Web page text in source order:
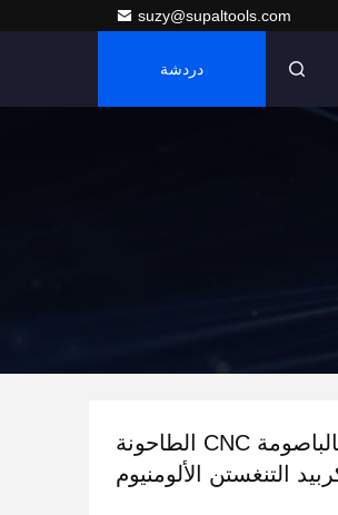
suzy@supaltools.com
دردشة
طاحونات نهاية مخصصة بالباصومة CNC الطاحونة
التنغستن الألومنيوم